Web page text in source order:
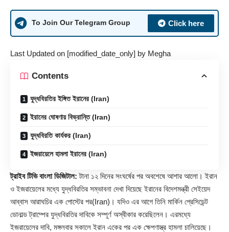
To Join Our Telegram Group Click here
Last Updated on [modified_date_only] by Megha
Contents
যুদ্ধবিরতির ইঙ্গিত ইরানের (Iran)
ইরানের ঘোষণায় বিভ্রান্তি (Iran)
যুদ্ধবিরতি কার্যকর (Iran)
ইজরায়েলে হামলা ইরানের (Iran)
ট্রাইব টিভি বাংলা ডিজিটাল:টানা ১২ দিনের সংঘর্ষের পর অবশেষে আশার আলো। ইরান
ও ইজরায়েলের মধ্যে যুদ্ধবিরতির সম্ভাবনা দেখা দিয়েছে ইরানের বিদেশমন্ত্রী সেইয়েদ
আব্বাস আরাঘচির এক পোস্টের পর(Iran)। যদিও এর আগে তিনি মার্কিন প্রেসিডেন্ট
ডোনাল্ড ট্রাম্পের যুদ্ধবিরতির দাবিকে সম্পূর্ণ অস্বীকার করেছিলেন। এরমধ্যে
ইজরায়েলের দাবি, মঙ্গলবার সকালে ইরান একের পর এক ক্ষেপণাস্ত্র হামলা চালিয়েছে।